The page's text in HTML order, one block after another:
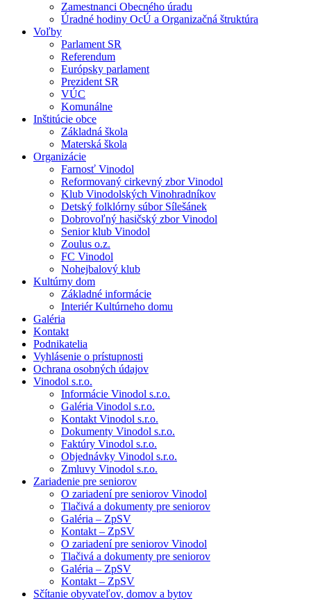
Zamestnanci Obecného úradu
Úradné hodiny OcÚ a Organizačná štruktúra
Voľby
Parlament SR
Referendum
Európsky parlament
Prezident SR
VÚC
Komunálne
Inštitúcie obce
Základná škola
Materská škola
Organizácie
Farnosť Vinodol
Reformovaný cirkevný zbor Vinodol
Klub Vinodolských Vinohradníkov
Detský folklórny súbor Sílešánek
Dobrovoľný hasičský zbor Vinodol
Senior klub Vinodol
Zoulus o.z.
FC Vinodol
Nohejbalový klub
Kultúrny dom
Základné informácie
Interiér Kultúrneho domu
Galéria
Kontakt
Podnikatelia
Vyhlásenie o prístupnosti
Ochrana osobných údajov
Vinodol s.r.o.
Informácie Vinodol s.r.o.
Galéria Vinodol s.r.o.
Kontakt Vinodol s.r.o.
Dokumenty Vinodol s.r.o.
Faktúry Vinodol s.r.o.
Objednávky Vinodol s.r.o.
Zmluvy Vinodol s.r.o.
Zariadenie pre seniorov
O zariadení pre seniorov Vinodol
Tlačivá a dokumenty pre seniorov
Galéria – ZpSV
Kontakt – ZpSV
O zariadení pre seniorov Vinodol
Tlačivá a dokumenty pre seniorov
Galéria – ZpSV
Kontakt – ZpSV
Sčítanie obyvateľov, domov a bytov